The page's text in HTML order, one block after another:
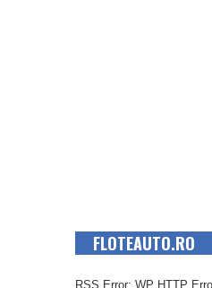
FLOTEAUTO.RO
RSS Error: WP HTTP